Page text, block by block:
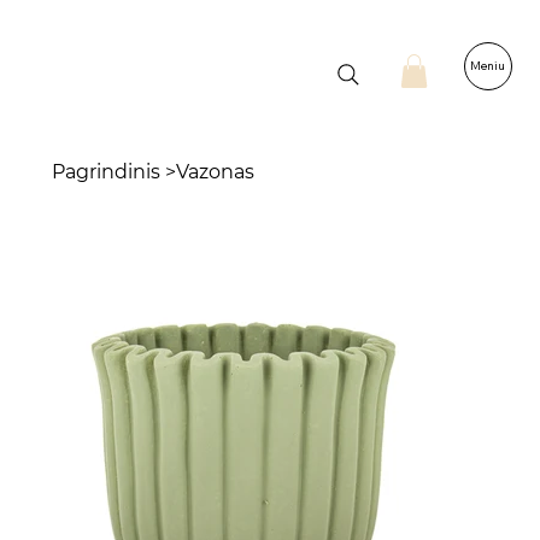
Meniu
Pagrindinis >Vazonas